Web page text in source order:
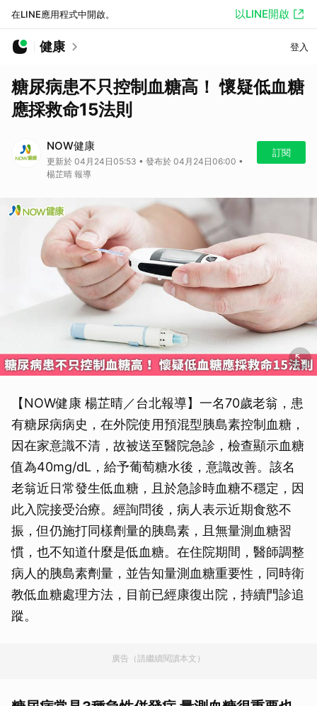
在LINE應用程式中開啟。 以LINE開啟
健康 登入
糖尿病患不只控制血糖高！ 懷疑低血糖
應採救命15法則
NOW健康
更新於 04月24日05:53 • 發布於 04月24日06:00 •
楊芷晴 報導
訂閱
【NOW健康 楊芷晴／台北報導】一名70歲老翁，患
有糖尿病病史，在外院使用預混型胰島素控制血糖，
因在家意識不清，故被送至醫院急診，檢查顯示血糖
值為40mg/dL，給予葡萄糖水後，意識改善。該名
老翁近日常發生低血糖，且於急診時血糖不穩定，因
此入院接受治療。經詢問後，病人表示近期食慾不
振，但仍施打同樣劑量的胰島素，且無量測血糖習
慣，也不知道什麼是低血糖。在住院期間，醫師調整
病人的胰島素劑量，並告知量測血糖重要性，同時衛
教低血糖處理方法，目前已經康復出院，持續門診追
蹤。
廣告（請繼續閱讀本文）